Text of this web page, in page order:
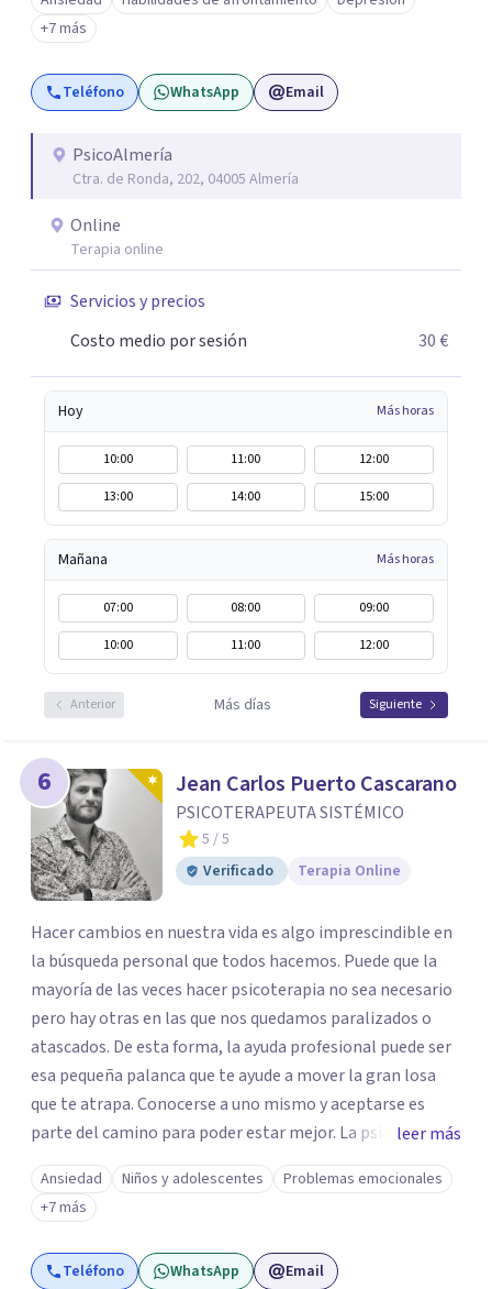
míos y juntos los alcanzaremos!. Mi objetivo principal es
que consigas el bienestar y equilibrio que buscas, siendo
consciente de que cada persona es diferente y por ello
inicialmente realizaremos una adecuada evaluación para
personalizado. Utilizo diferentes técnicas psicológicas
aunque mi especialidad es la hipnosis clínica, como
eficacia, reduciendo el tiempo de tratamiento y
consiguiendo cambios positivos desde la primera sesión.
¿Tienes dudas de cómo enfocaré tu problema o situación?
momento de dar el paso a una nueva etapa en tu vida.
+7 más
Teléfono WhatsApp Email
PsicoAlmería
Ctra. de Ronda, 202, 04005 Almería
Online
Terapia online
Servicios y precios
Costo medio por sesión
30 €
Hoy Más horas
10:00 11:00
12:00
13:00
14:00 15:00
Mañana Más horas
07:00 08:00
09:00
10:00
11:00 12:00
Anterior Más días Siguiente
6 Jean Carlos Puerto Cascarano
PSICOTERAPEUTA SISTÉMICO
5 / 5
Verificado
Terapia Online
Hacer cambios en nuestra vida es algo imprescindible en
la búsqueda personal que todos hacemos. Puede que la
mayoría de las veces hacer psicoterapia no sea necesario
pero hay otras en las que nos quedamos paralizados o
atascados. De esta forma, la ayuda profesional puede ser
esa pequeña palanca que te ayude a mover la gran losa
que te atrapa. Conocerse a uno mismo y aceptarse es
parte del camino para poder estar mejor. La psicoterapia
es una forma de colaboración en donde diálogo, además
de la confianza y el apoyo, es el camino para poder
identificar qué es lo que sucede, qué sentido tiene y cuales
son los pasos para el cambio. Además, creo que los
verdaderos cambios tienen que partir de uno mismo y mi
leer más
Ansiedad Niños y adolescentes
Problemas emocionales
+7 más
Teléfono WhatsApp Email